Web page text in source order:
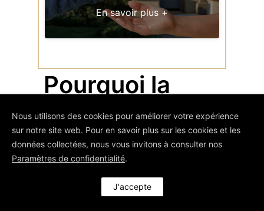
En savoir plus +
Pourquoi la
visite cloisons
est-elle
essentielle
Nous utilisons des cookies pour améliorer votre expérience
sur notre site web. Pour en savoir plus sur les cookies et les
données collectées, nous vous invitons à consulter nos
Paramètres de confidentialité.
J'accepte